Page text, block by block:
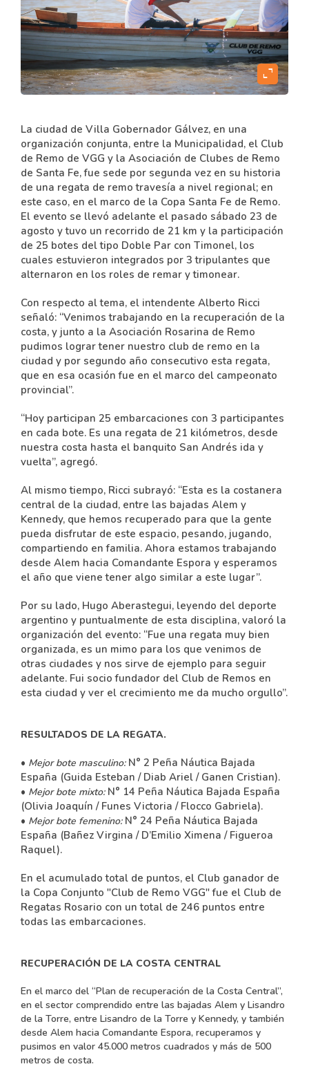
expand_content
La ciudad de Villa Gobernador Gálvez, en una
organización conjunta, entre la Municipalidad, el Club
de Remo de VGG y la Asociación de Clubes de Remo
de Santa Fe, fue sede por segunda vez en su historia
de una regata de remo travesía a nivel regional; en
este caso, en el marco de la Copa Santa Fe de Remo.
El evento se llevó adelante el pasado sábado 23 de
agosto y tuvo un recorrido de 21 km y la participación
de 25 botes del tipo Doble Par con Timonel, los
cuales estuvieron integrados por 3 tripulantes que
alternaron en los roles de remar y timonear.
Con respecto al tema, el intendente Alberto Ricci
señaló: “Venimos trabajando en la recuperación de la
costa, y junto a la Asociación Rosarina de Remo
pudimos lograr tener nuestro club de remo en la
ciudad y por segundo año consecutivo esta regata,
que en esa ocasión fue en el marco del campeonato
provincial”.
“Hoy participan 25 embarcaciones con 3 participantes
en cada bote. Es una regata de 21 kilómetros, desde
nuestra costa hasta el banquito San Andrés ida y
vuelta”, agregó.
Al mismo tiempo, Ricci subrayó: “Esta es la costanera
central de la ciudad, entre las bajadas Alem y
Kennedy, que hemos recuperado para que la gente
pueda disfrutar de este espacio, pesando, jugando,
compartiendo en familia. Ahora estamos trabajando
desde Alem hacia Comandante Espora y esperamos
el año que viene tener algo similar a este lugar”.
Por su lado, Hugo Aberastegui, leyendo del deporte
argentino y puntualmente de esta disciplina, valoró la
organización del evento: “Fue una regata muy bien
organizada, es un mimo para los que venimos de
otras ciudades y nos sirve de ejemplo para seguir
adelante. Fui socio fundador del Club de Remos en
esta ciudad y ver el crecimiento me da mucho orgullo”.
RESULTADOS DE LA REGATA.
• Mejor bote masculino:N° 2 Peña Náutica Bajada
España (Guida Esteban / Diab Ariel / Ganen Cristian).
• Mejor bote mixto:N° 14 Peña Náutica Bajada España
(Olivia Joaquín / Funes Victoria / Flocco Gabriela).
• Mejor bote femenino: N° 24 Peña Náutica Bajada
España (Bañez Virgina / D’Emilio Ximena / Figueroa
Raquel).
En el acumulado total de puntos, el Club ganador de
la Copa Conjunto "Club de Remo VGG" fue el Club de
Regatas Rosario con un total de 246 puntos entre
todas las embarcaciones.
RECUPERACIÓN DE LA COSTA CENTRAL
En el marco del “Plan de recuperación de la Costa Central”,
en el sector comprendido entre las bajadas Alem y Lisandro
de la Torre, entre Lisandro de la Torre y Kennedy, y también
desde Alem hacia Comandante Espora, recuperamos y
pusimos en valor 45.000 metros cuadrados y más de 500
metros de costa.